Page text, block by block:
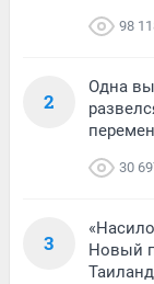
98
2
Одна
30
3
Новый